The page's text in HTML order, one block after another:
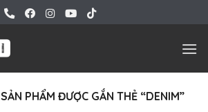
SẢN PHẨM ĐƯỢC GẮN THẺ “DENIM”